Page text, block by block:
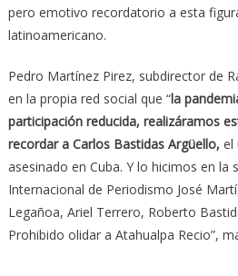
pero emotivo recordatorio a esta
latinoamericano.
Pedro Martínez Pirez, subdirector de
en la propia red social que “la
participación reducida, realizáramos
recordar a Carlos Bastidas Argüello, el
asesinado en Cuba. Y lo hicimos en la
Internacional de Periodismo José
Legañoa, Ariel Terrero, Roberto
Prohibido olidar a Atahualpa Recio”,